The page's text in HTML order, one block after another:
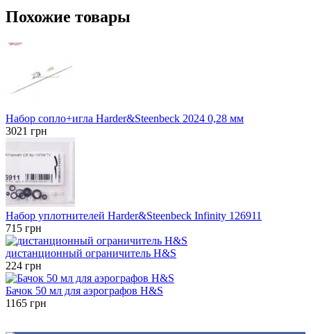
Похожие товары
Набор сопло+игла Harder&Steenbeck 2024 0,28 мм
3021 грн
Набор уплотнителей Harder&Steenbeck Infinity 126911
715 грн
дистанционный ограничитель H&S
224 грн
Бачок 50 мл для аэрографов H&S
1165 грн